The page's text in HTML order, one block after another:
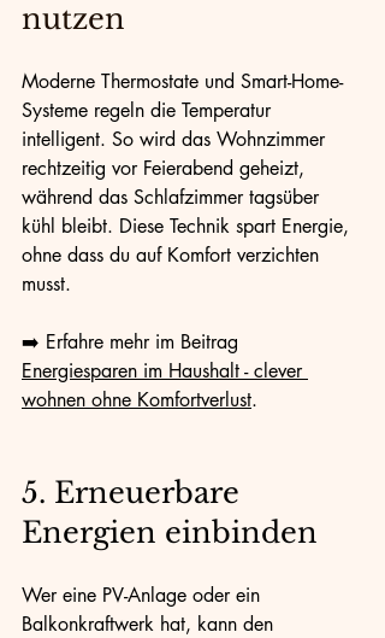
nutzen
Moderne Thermostate und Smart-Home-
Systeme regeln die Temperatur
intelligent. So wird das Wohnzimmer
rechtzeitig vor Feierabend geheizt,
während das Schlafzimmer tagsüber
kühl bleibt. Diese Technik spart Energie,
ohne dass du auf Komfort verzichten
musst.
➡️ Erfahre mehr im Beitrag
Energiesparen im Haushalt - clever
wohnen ohne Komfortverlust.
5. Erneuerbare
Energien einbinden
Wer eine PV-Anlage oder ein
Balkonkraftwerk hat, kann den